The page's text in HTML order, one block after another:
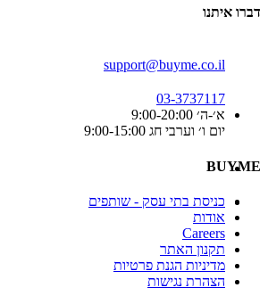
דברו איתנו
support@buyme.co.il
03-3737117
א׳-ה׳ 9:00-20:00
יום ו׳ וערבי חג 9:00-15:00
BUYME
כניסת בתי עסק - שותפים
אודות
Careers
תקנון האתר
מדיניות הגנת פרטיות
הצהרת נגישות